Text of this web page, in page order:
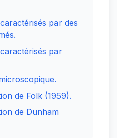
par des
par
de Folk (1959).
de Dunham